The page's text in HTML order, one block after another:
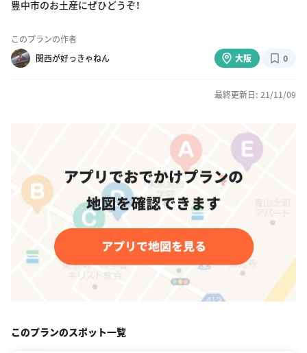
豊中市のお土産にぜひどうぞ！
このプランの作者
関西が好っきゃねん
大阪 0
最終更新日: 21/11/09
このプランのスポット一覧